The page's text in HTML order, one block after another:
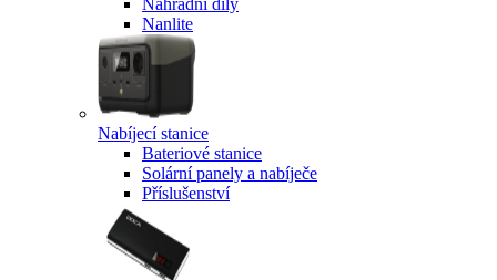
Náhradní díly
Nanlite
Nabíjecí stanice
Bateriové stanice
Solární panely a nabíječe
Příslušenství